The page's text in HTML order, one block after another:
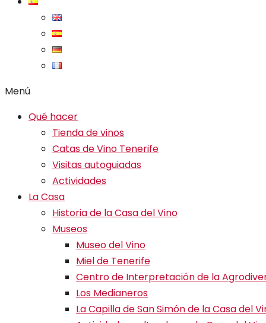
Menú
Qué hacer
Tienda de vinos
Catas de Vino Tenerife
Visitas autoguiadas
Actividades
La Casa
Historia de la Casa del Vino
Museos
Museo del Vino
Miel de Tenerife
Centro de Interpretación de la
Los Medianeros
La Capilla de San Simón de la Casa del